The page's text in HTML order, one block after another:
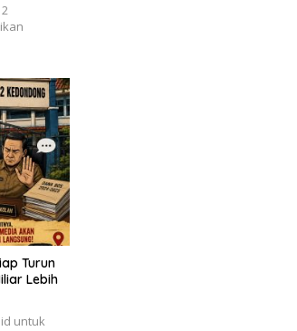
Turun
Lebih
untuk